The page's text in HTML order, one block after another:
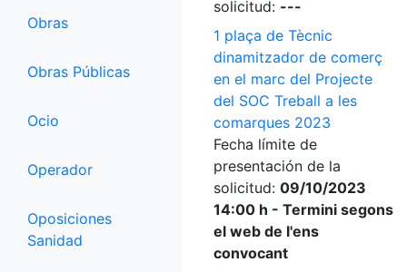
Obras
Obras Públicas
Ocio
Operador
Oposiciones
Sanidad
solicitud: ---
1 plaça de Tècnic
dinamitzador de comerç
en el marc del Projecte
del SOC Treball a les
comarques 2023
Fecha límite de
presentación de la
solicitud: 09/10/2023
14:00 h - Termini segons
el web de l'ens
convocant